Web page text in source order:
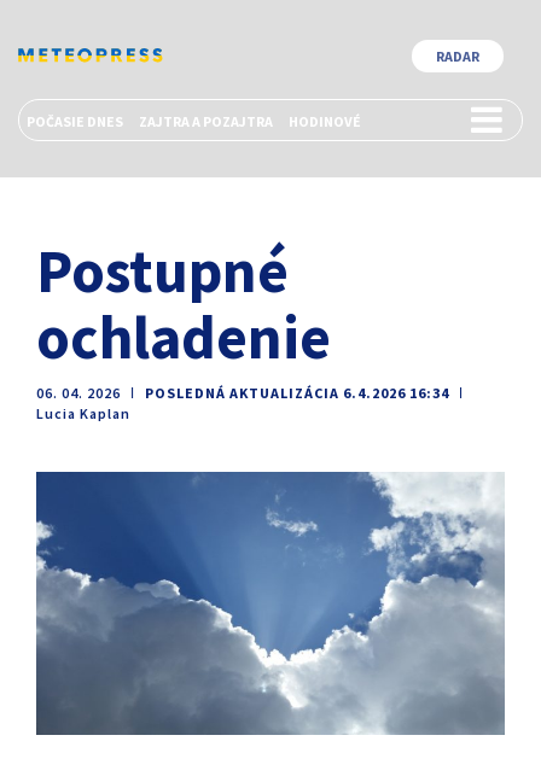
POČASIE DNES ZAJTRA A POZAJTRA HODINOVÉ
RADAR
Postupné
ochladenie
06. 04. 2026 ǀ POSLEDNÁ AKTUALIZÁCIA 6.4.2026 16:34 ǀ
Lucia Kaplan